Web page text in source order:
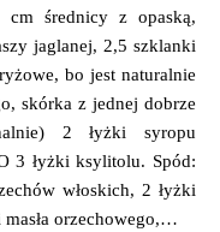
cm średnicy z opaską,
jaglanej, 2,5 szklanki
bo jest naturalnie
skórka z jednej dobrze
2 łyżki syropu
3 łyżki ksylitolu. Spód:
włoskich, 2 łyżki
orzechowego,…